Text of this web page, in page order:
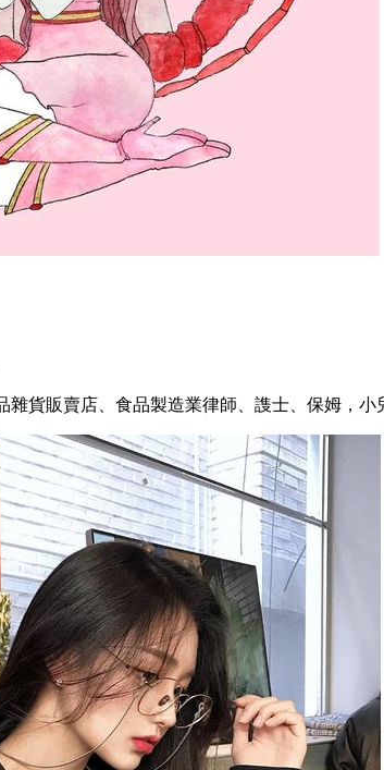
雜貨販賣店、食品製造業律師、謢士、保姆，小